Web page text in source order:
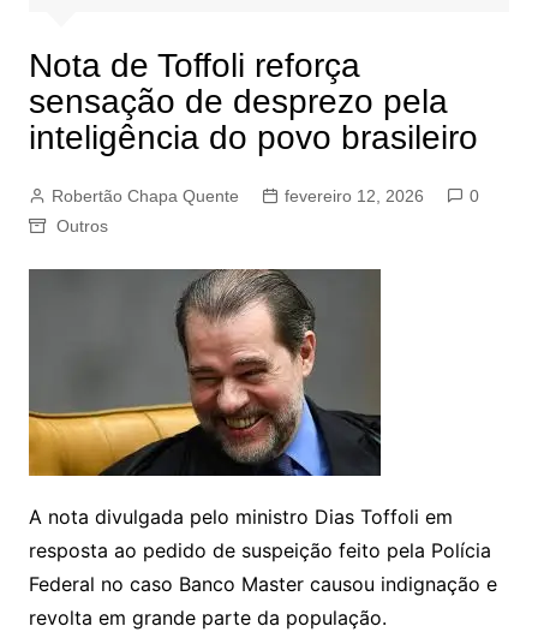
Nota de Toffoli reforça
sensação de desprezo pela
inteligência do povo brasileiro
Robertão Chapa Quente fevereiro 12, 2026
0
Outros
A nota divulgada pelo ministro Dias Toffoli em
resposta ao pedido de suspeição feito pela Polícia
Federal no caso Banco Master causou indignação e
revolta em grande parte da população.